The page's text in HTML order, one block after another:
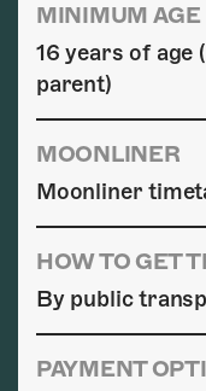
MINIMUM AGE
16 years of age
parent)
MOONLINER
Moonliner
HOW TO GET
By public
PAYMENT